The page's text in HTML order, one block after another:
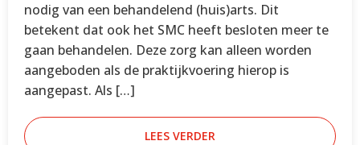
nodig van een behandelend (huis)arts. Dit
betekent dat ook het SMC heeft besloten meer te
gaan behandelen. Deze zorg kan alleen worden
aangeboden als de praktijkvoering hierop is
aangepast. Als […]
LEES VERDER